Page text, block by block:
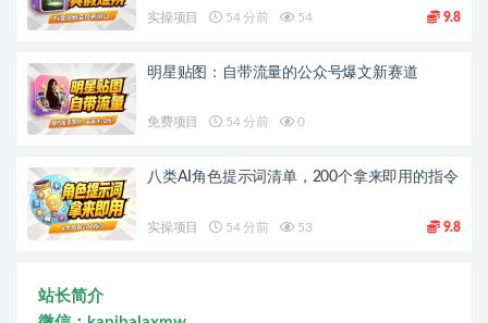
实操项目 54 分前 54 9.8
明星贴图：自带流量的公众号爆文新赛道
免费项目 54 分前 0
八类AI角色提示词清单，200个拿来即用的指令
实操项目 54 分前 53 9.8
站长简介